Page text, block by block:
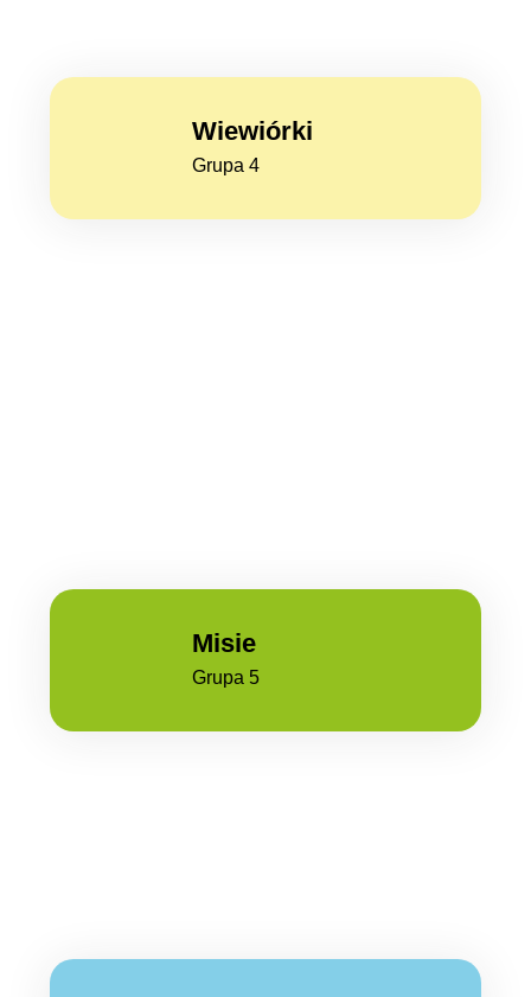
Wiewiórki
Grupa 4
Misie
Grupa 5